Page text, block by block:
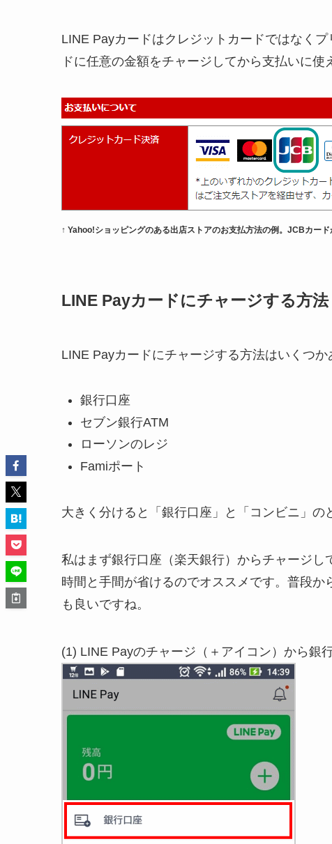
LINE Payカードはクレジットカードではなく
ドに任意の金額をチャージしてから支払いに使
↑ Yahoo!ショッピングのある出店ストアのお支払方法の例。JCBカード
LINE Payカードにチャージする方法
LINE Payカードにチャージする方法はいくつか
銀行口座
セブン銀行ATM
ローソンのレジ
Famiポート
大きく分けると「銀行口座」と「コンビニ」の
私はまず銀行口座（楽天銀行）からチャージし
時間と手間が省けるのでオススメです。普段
も良いですね。
(1) LINE Payのチャージ（＋アイコン）から銀